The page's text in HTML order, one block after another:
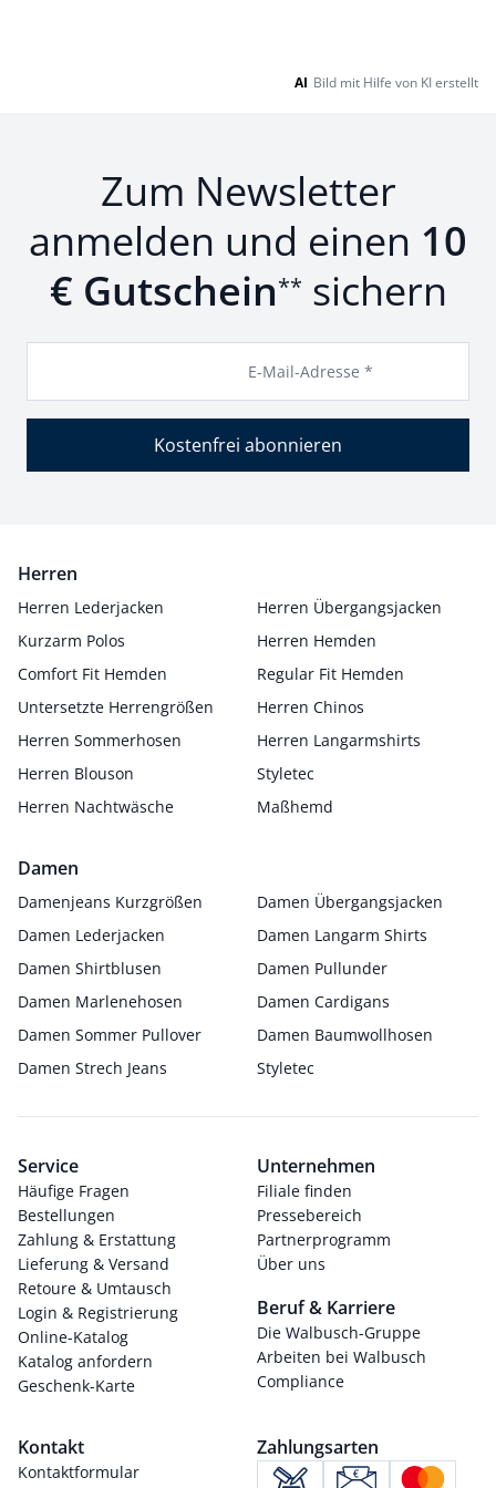
AI Bild mit Hilfe von KI erstellt
Zum Newsletter
anmelden und einen 10
€ Gutschein** sichern
E-Mail-Adresse *
Kostenfrei abonnieren
Herren
Herren Lederjacken
Herren Übergangsjacken
Kurzarm Polos
Herren Hemden
Comfort Fit Hemden
Regular Fit Hemden
Untersetzte Herrengrößen
Herren Chinos
Herren Sommerhosen
Herren Langarmshirts
Herren Blouson
Styletec
Herren Nachtwäsche
Maßhemd
Damen
Damenjeans Kurzgrößen
Damen Übergangsjacken
Damen Lederjacken
Damen Langarm Shirts
Damen Shirtblusen
Damen Pullunder
Damen Marlenehosen
Damen Cardigans
Damen Sommer Pullover
Damen Baumwollhosen
Damen Strech Jeans
Styletec
Service
Häufige Fragen
Bestellungen
Zahlung & Erstattung
Lieferung & Versand
Retoure & Umtausch
Login & Registrierung
Online-Katalog
Katalog anfordern
Geschenk-Karte
Unternehmen
Filiale finden
Pressebereich
Partnerprogramm
Über uns
Beruf & Karriere
Die Walbusch-Gruppe
Arbeiten bei Walbusch
Compliance
Kontakt
Kontaktformular
Zahlungsarten